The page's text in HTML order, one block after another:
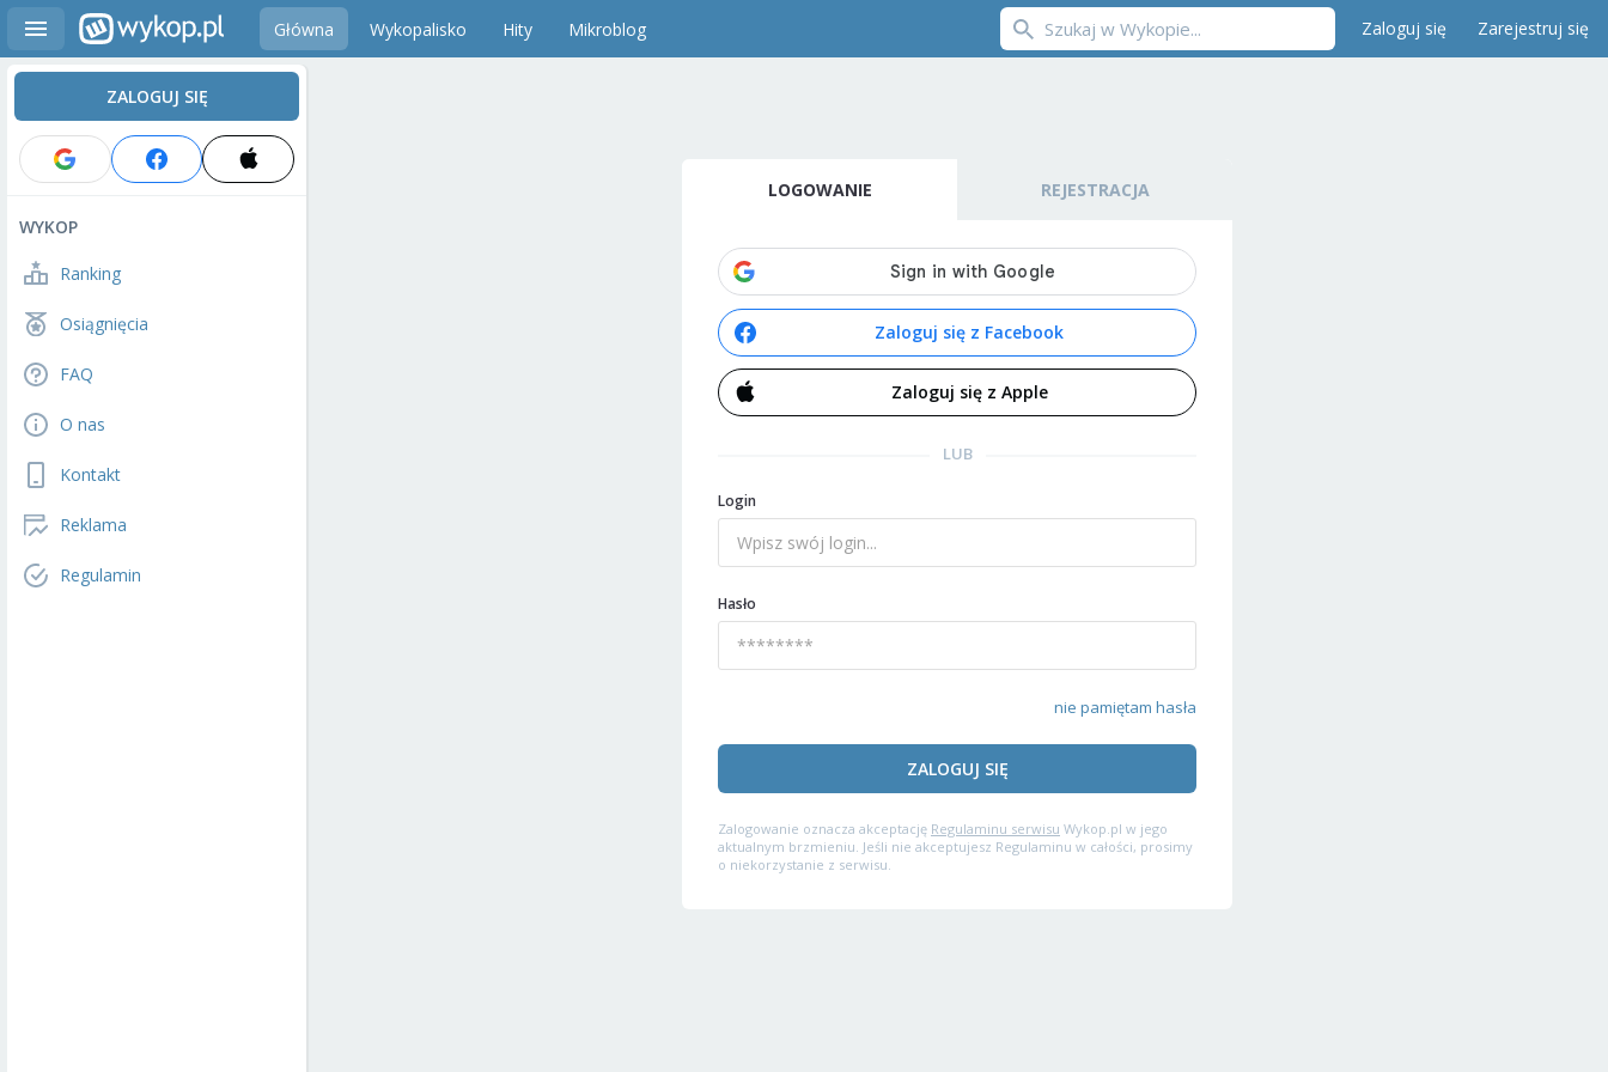
Główna Wykopalisko Hity Mikroblog Zaloguj się Zarejestruj się
ZALOGUJ SIĘ
WYKOP
Ranking
Osiągnięcia
FAQ
O nas
Kontakt
Reklama
Regulamin
LOGOWANIE REJESTRACJA
Zaloguj się z Facebook
Zaloguj się z Apple
LUB
Login
Hasło
nie pamiętam hasła
ZALOGUJ SIĘ
Zalogowanie oznacza akceptację Regulaminu serwisu Wykop.pl w jego
aktualnym brzmieniu. Jeśli nie akceptujesz Regulaminu w całości, prosimy
o niekorzystanie z serwisu.